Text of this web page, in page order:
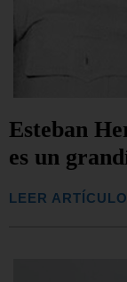
Esteban
es un
LEER